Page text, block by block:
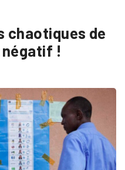
chaotiques de
négatif !